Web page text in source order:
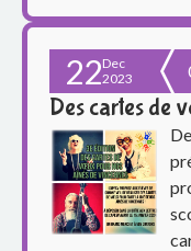
s
22Dec
2023
Des cartes de